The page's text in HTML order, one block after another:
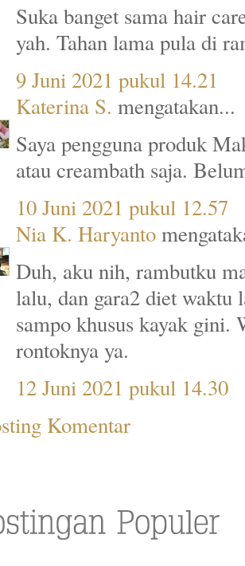
Suka banget sama hair
yah. Tahan lama pula di
9 Juni 2021 pukul 14.21
Katerina S. mengatakan...
Saya pengguna produk
atau creambath saja.
10 Juni 2021 pukul 12.57
Nia K. Haryanto
Duh, aku nih, rambutku
lalu, dan gara2 diet waktu
sampo khusus kayak gini.
rontoknya ya.
12 Juni 2021 pukul 14.30
Komentar